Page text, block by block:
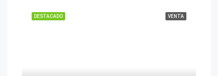
VENTA
DESTACADO